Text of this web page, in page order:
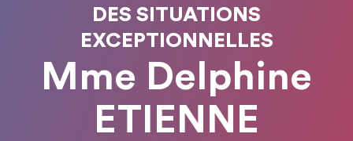
DES SITUATIONS
EXCEPTIONNELLES
Mme Delphine
ETIENNE